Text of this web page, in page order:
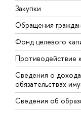
Закупки
Обращения
Фонд целевого
Противодействие
Сведения о
обязательствах
Сведения об